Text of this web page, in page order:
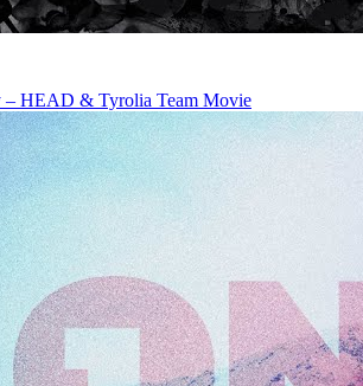
– HEAD & Tyrolia Team Movie